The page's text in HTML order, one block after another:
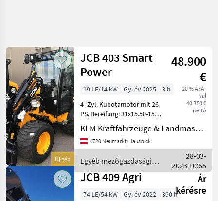
Új gép
JCB 403 Smart
Power
48.900
€
20 % ÁFA-
val
40.750 €
nettó
19 LE/14 kW Gy. év 2025
3 h
4- Zyl. Kubotamotor mit 26
PS, Bereifung: 31x15.50-15
AS Profil, Kabine mit
Heizung und
Radiovorbereitung
+ hi, 20 km/h Achsen
Arbeitss
KLM Kraftfahrzeuge & Landmaschinen GmbH
4720 Neumarkt/Hausruck
Egyéb mezőgazdasági
erőgépek / JCB
28-03-
2023 10:55
JCB 409 Agri
Ár
kérésre
74 LE/54 kW Gy. év 2022 390 h